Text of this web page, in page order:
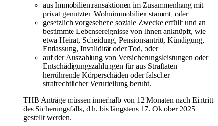
aus Immobilientransaktionen im Zusammenhang mit
privat genutzten Wohnimmobilien stammt, oder
gesetzlich vorgesehene soziale Zwecke erfüllt und an
bestimmte Lebensereignisse von Ihnen anknüpft, wie
etwa Heirat, Scheidung, Pensionsantritt, Kündigung,
Entlassung, Invalidität oder Tod, oder
auf der Auszahlung von Versicherungsleistungen oder
Entschädigungszahlungen für aus Straftaten
herrührende Körperschäden oder falscher
strafrechtlicher Verurteilung beruht.
THB Anträge müssen innerhalb von 12 Monaten nach Eintritt
des Sicherungsfalls, d.h. bis längstens 17. Oktober 2025
gestellt werden.